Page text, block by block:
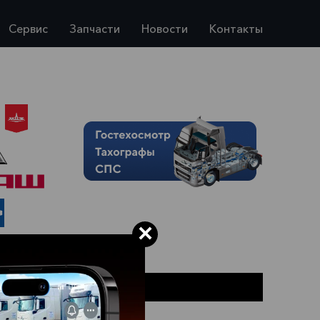
Сервис Запчасти Новости Контакты
×